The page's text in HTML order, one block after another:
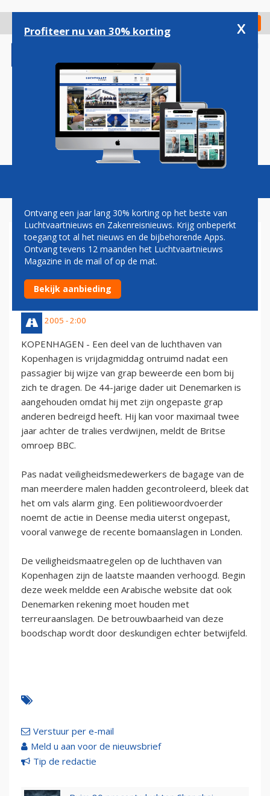
gaan
Check in
Magazine Podcasts Vacatures
ONRUST OP LUCHTHAVEN
KOPENHAGEN NA
BOMMELDING
23 juli 2005 - 2:00
KOPENHAGEN - Een deel van de luchthaven van
Kopenhagen is vrijdagmiddag ontruimd nadat een
passagier bij wijze van grap beweerde een bom bij
zich te dragen. De 44-jarige dader uit Denemarken is
aangehouden omdat hij met zijn ongepaste grap
anderen bedreigd heeft. Hij kan voor maximaal twee
jaar achter de tralies verdwijnen, meldt de Britse
omroep BBC.
Pas nadat veiligheidsmedewerkers de bagage van de
man meerdere malen hadden gecontroleerd, bleek dat
het om vals alarm ging. Een politiewoordvoerder
noemt de actie in Deense media uiterst ongepast,
vooral vanwege de recente bomaanslagen in Londen.
De veiligheidsmaatregelen op de luchthaven van
Kopenhagen zijn de laatste maanden verhoogd. Begin
deze week meldde een Arabische website dat ook
Denemarken rekening moet houden met
terreuraanslagen. De betrouwbaarheid van deze
boodschap wordt door deskundigen echter betwijfeld.
Verstuur per e-mail
Meld u aan voor de nieuwsbrief
Tip de redactie
Profiteer nu van 30% korting x
Ontvang een jaar lang 30% korting op het beste van
Luchtvaartnieuws en Zakenreisnieuws. Krijg onbeperkt
toegang tot al het nieuws en de bijbehorende Apps.
Ontvang tevens 12 maanden het Luchtvaartnieuws
Magazine in de mail of op de mat.
Bekijk aanbieding